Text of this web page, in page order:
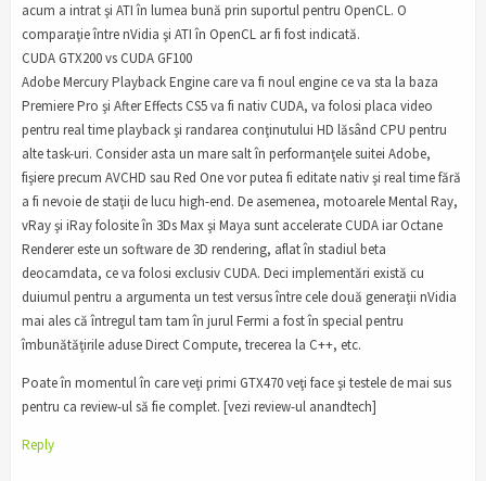
acum a intrat şi ATI în lumea bună prin suportul pentru OpenCL. O
comparaţie între nVidia şi ATI în OpenCL ar fi fost indicată.
CUDA GTX200 vs CUDA GF100
Adobe Mercury Playback Engine care va fi noul engine ce va sta la baza
Premiere Pro şi After Effects CS5 va fi nativ CUDA, va folosi placa video
pentru real time playback şi randarea conţinutului HD lăsând CPU pentru
alte task-uri. Consider asta un mare salt în performanţele suitei Adobe,
fişiere precum AVCHD sau Red One vor putea fi editate nativ şi real time fără
a fi nevoie de staţii de lucu high-end. De asemenea, motoarele Mental Ray,
vRay şi iRay folosite în 3Ds Max şi Maya sunt accelerate CUDA iar Octane
Renderer este un software de 3D rendering, aflat în stadiul beta
deocamdata, ce va folosi exclusiv CUDA. Deci implementări există cu
duiumul pentru a argumenta un test versus între cele două generaţii nVidia
mai ales că întregul tam tam în jurul Fermi a fost în special pentru
îmbunătăţirile aduse Direct Compute, trecerea la C++, etc.
Poate în momentul în care veţi primi GTX470 veţi face şi testele de mai sus
pentru ca review-ul să fie complet. [vezi review-ul anandtech]
Reply